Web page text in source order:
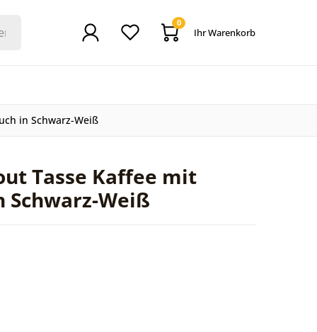
0
Ihr Warenkorb
in Schwarz-Weiß
Tasse Kaffee mit
Weiß